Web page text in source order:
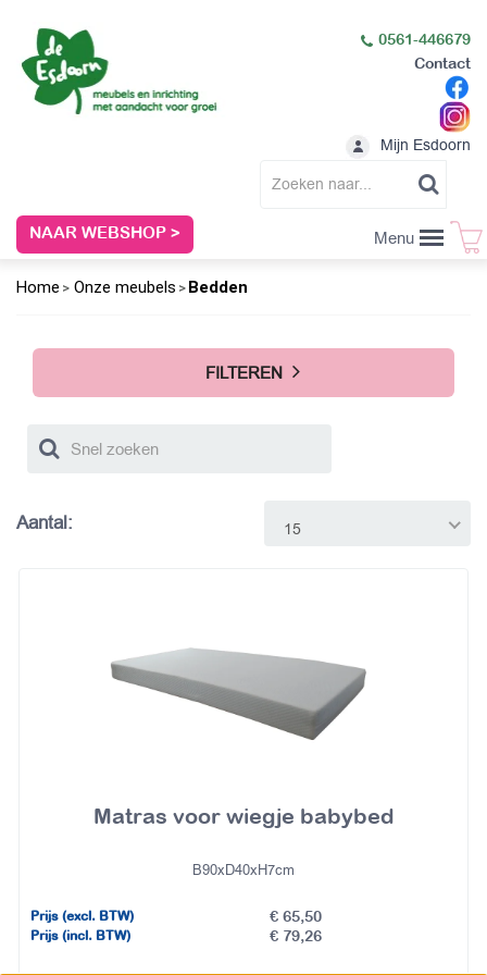
NAAR WEBSHOP >
0561-446679
Contact
Mijn Esdoorn
Menu
Home Onze meubels Bedden
FILTEREN
Aantal: 15
Matras voor wiegje babybed
B90xD40xH7cm
Prijs (excl. BTW) € 65,50
Prijs (incl. BTW) € 79,26